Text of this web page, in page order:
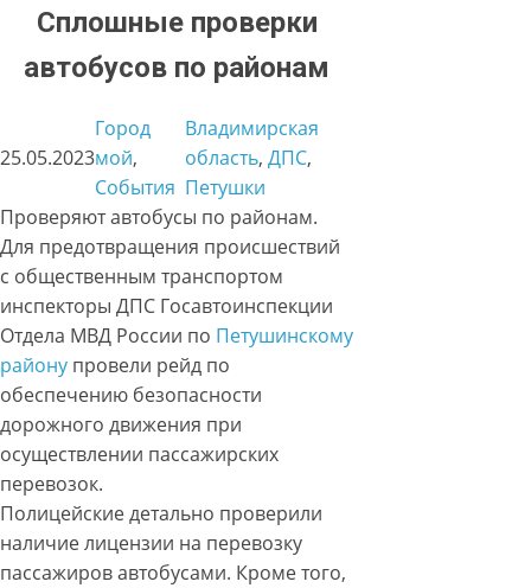
Сплошные проверки
автобусов по районам
25.05.2023
Город
мой
События
Владимирская
область, ДПС
Петушки
Проверяют автобусы по районам.
Для предотвращения происшествий
с общественным транспортом
инспекторы ДПС Госавтоинспекции
Отдела МВД России по Петушинскому
району провели рейд по
обеспечению безопасности
дорожного движения при
осуществлении пассажирских
перевозок.
Полицейские детально проверили
наличие лицензии на перевозку
пассажиров автобусами. Кроме того,